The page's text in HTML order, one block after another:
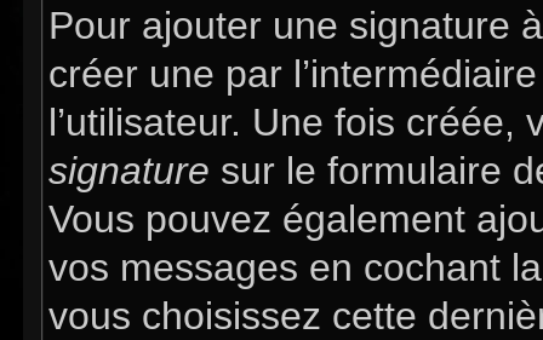
Pour ajouter une signature
créer une par
l’utilisateur. Une fois
signature sur le formulaire
Vous pouvez également
vos messages en cochant
vous choisissez cette